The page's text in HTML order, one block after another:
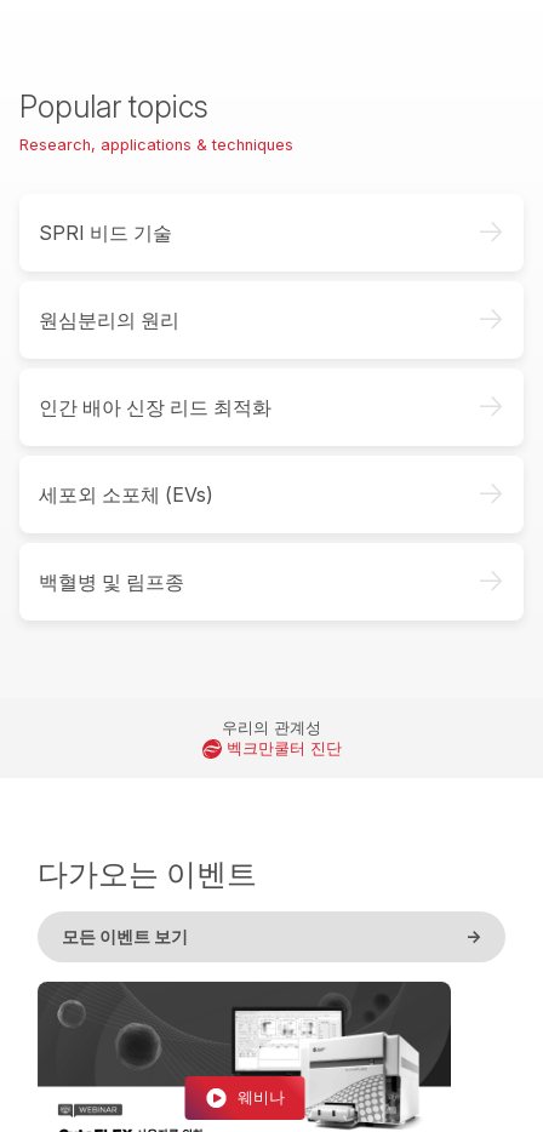
Popular topics
Research, applications & techniques
SPRI 비드 기술 ->
원심분리의 원리 ->
인간 배아 신장 리드 최적화 ->
세포외 소포체 (EVs) ->
백혈병 및 림프종 ->
우리의 관계성
벡크만쿨터 진단
다가오는 이벤트
모든 이벤트 보기 ->
웨비나